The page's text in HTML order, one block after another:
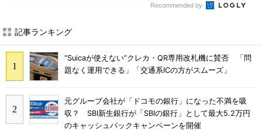
Recommended by
記事ランキング
“Suicaが使えない”クレカ・QR専用改札機に賛否 「問
題なく運用できる」「交通系ICの方がスムーズ」
元グループ会社が「ドコモの銀行」になった不満を吸
収？ SBI新生銀行が「SBIの銀行」として最大5.2万円
のキャッシュバックキャンペーンを開催